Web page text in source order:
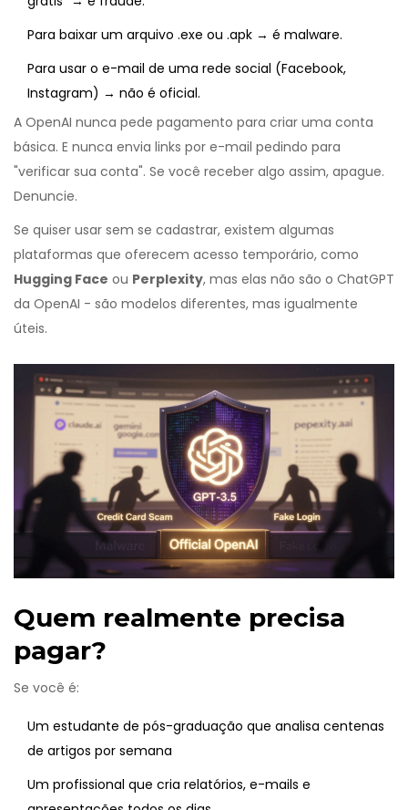
Para baixar um arquivo .exe ou .apk → é malware.
Para usar o e-mail de uma rede social (Facebook,
Instagram) → não é oficial.
A OpenAI nunca pede pagamento para criar uma conta
básica. E nunca envia links por e-mail pedindo para
"verificar sua conta". Se você receber algo assim, apague.
Denuncie.
Se quiser usar sem se cadastrar, existem algumas
plataformas que oferecem acesso temporário, como
Hugging Face ou Perplexity, mas elas não são o ChatGPT
da OpenAI - são modelos diferentes, mas igualmente
úteis.
Quem realmente precisa
pagar?
Se você é:
Um estudante de pós-graduação que analisa centenas
de artigos por semana
Um profissional que cria relatórios, e-mails e